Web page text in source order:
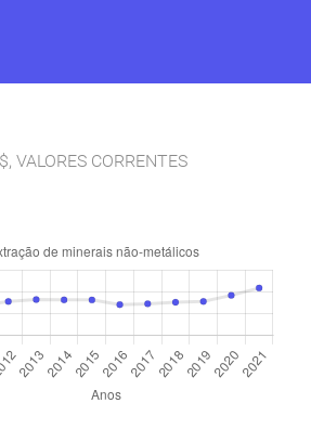
VALORES CORRENTES